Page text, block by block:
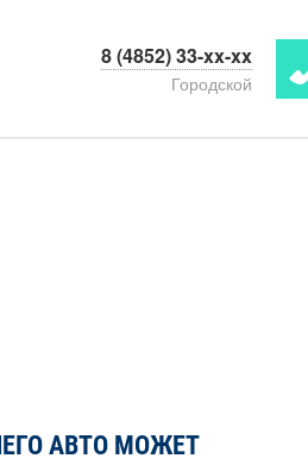
8 (4852) 33-xx-xx
Городской
АВТО МОЖЕТ